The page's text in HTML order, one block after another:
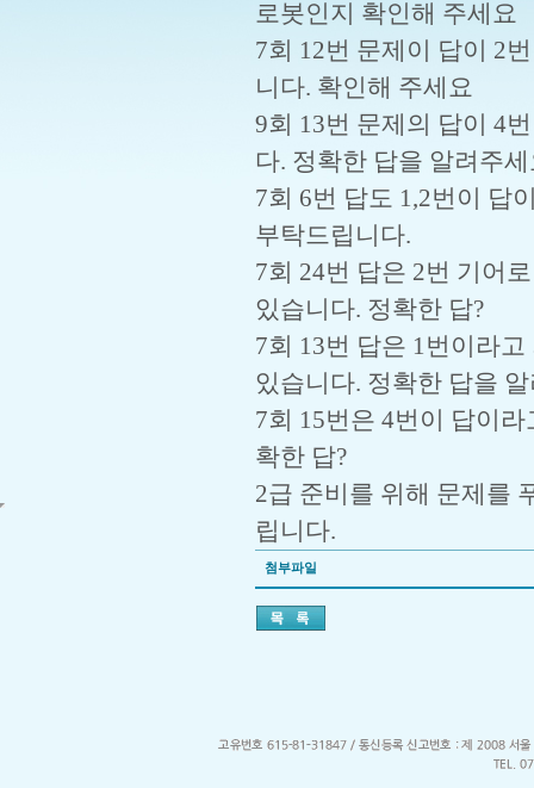
로봇인지 확인해 주세요
7회 12번 문제이 답이 2
니다. 확인해 주세요
9회 13번 문제의 답이 4
다. 정확한 답을 알려주
7회 6번 답도 1,2번이 답
부탁드립니다.
7회 24번 답은 2번 기어
있습니다. 정확한 답?
7회 13번 답은 1번이라
있습니다. 정확한 답을
7회 15번은 4번이 답이
확한 답?
2급 준비를 위해 문제를
립니다.
첨부파일